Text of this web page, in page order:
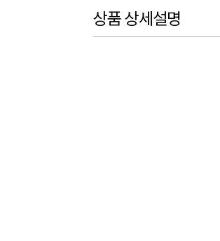
상품 상세설명